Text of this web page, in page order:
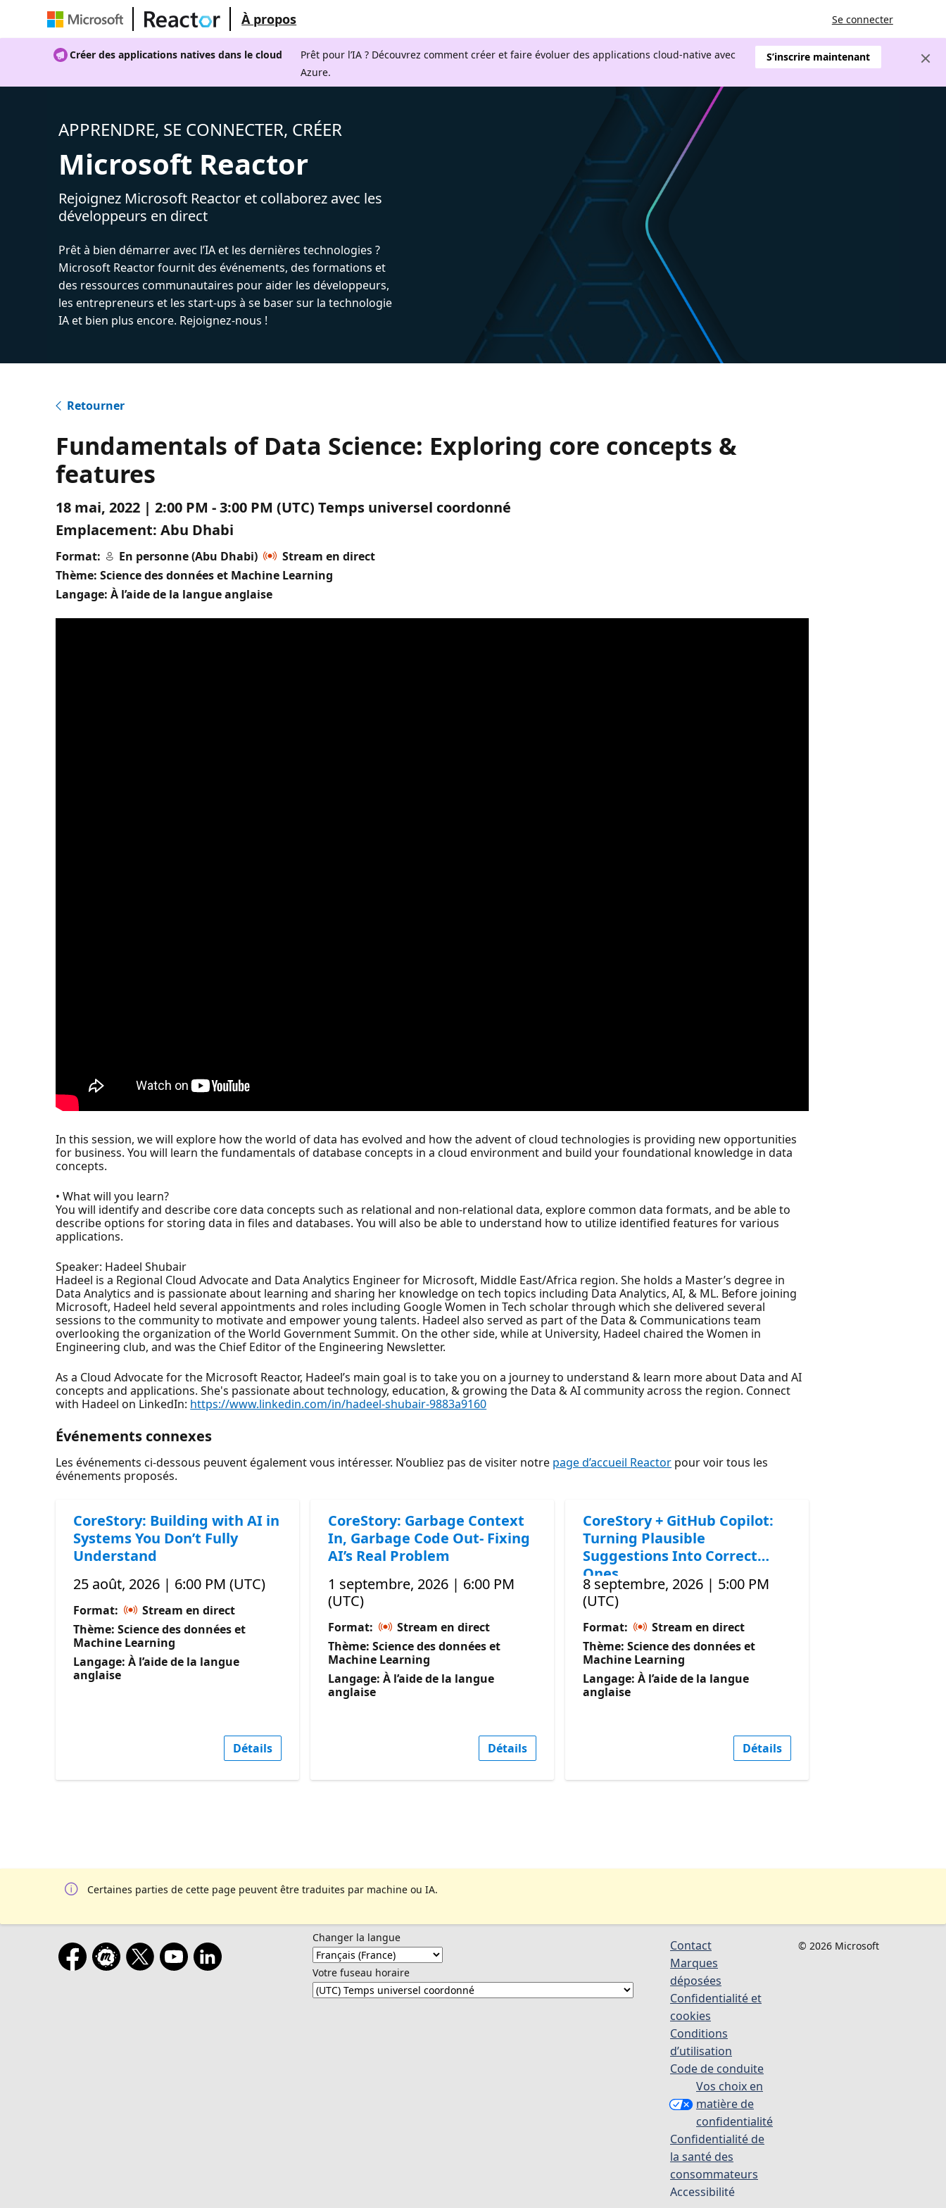
À propos Se connecter
Créer des applications natives dans le cloud
Prêt pour l’IA ? Découvrez comment créer et faire évoluer des applications cloud-native avec
Azure.
S’inscrire maintenant
APPRENDRE, SE CONNECTER, CRÉER
Microsoft Reactor
Rejoignez Microsoft Reactor et collaborez avec les
développeurs en direct
Prêt à bien démarrer avec l’IA et les dernières technologies ?
Microsoft Reactor fournit des événements, des formations et
des ressources communautaires pour aider les développeurs,
les entrepreneurs et les start-ups à se baser sur la technologie
IA et bien plus encore. Rejoignez-nous !
Retourner
Fundamentals of Data Science: Exploring core concepts &
features
18 mai, 2022 | 2:00 PM - 3:00 PM (UTC) Temps universel coordonné
Emplacement:Abu Dhabi
Format: En personne (Abu Dhabi)
Stream en direct
Thème: Science des données et Machine Learning
Langage: À l’aide de la langue anglaise
In this session, we will explore how the world of data has evolved and how the advent of cloud technologies is providing new opportunities
for business. You will learn the fundamentals of database concepts in a cloud environment and build your foundational knowledge in data
concepts.
• What will you learn?
You will identify and describe core data concepts such as relational and non-relational data, explore common data formats, and be able to
describe options for storing data in files and databases. You will also be able to understand how to utilize identified features for various
applications.
Speaker: Hadeel Shubair
Hadeel is a Regional Cloud Advocate and Data Analytics Engineer for Microsoft, Middle East/Africa region. She holds a Master’s degree in
Data Analytics and is passionate about learning and sharing her knowledge on tech topics including Data Analytics, AI, & ML. Before joining
Microsoft, Hadeel held several appointments and roles including Google Women in Tech scholar through which she delivered several
sessions to the community to motivate and empower young talents. Hadeel also served as part of the Data & Communications team
overlooking the organization of the World Government Summit. On the other side, while at University, Hadeel chaired the Women in
Engineering club, and was the Chief Editor of the Engineering Newsletter.
As a Cloud Advocate for the Microsoft Reactor, Hadeel’s main goal is to take you on a journey to understand & learn more about Data and AI
concepts and applications. She's passionate about technology, education, & growing the Data & AI community across the region. Connect
with Hadeel on LinkedIn: https://www.linkedin.com/in/hadeel-shubair-9883a9160
Événements connexes
Les événements ci-dessous peuvent également vous intéresser. N’oubliez pas de visiter notre page d’accueil Reactor pour voir tous les
événements proposés.
CoreStory: Building with AI in
Systems You Don’t Fully
Understand
25 août, 2026 | 6:00 PM (UTC)
Format:
Stream en direct
Thème: Science des données et
Machine Learning
Langage: À l’aide de la langue
anglaise
Détails
CoreStory: Garbage Context
In, Garbage Code Out- Fixing
AI’s Real Problem
1 septembre, 2026 | 6:00 PM
(UTC)
Format:
Stream en direct
Thème: Science des données et
Machine Learning
Langage: À l’aide de la langue
anglaise
Détails
CoreStory + GitHub Copilot:
Turning Plausible
Suggestions Into Correct
Ones
8 septembre, 2026 | 5:00 PM
(UTC)
Format:
Stream en direct
Thème: Science des données et
Machine Learning
Langage: À l’aide de la langue
anglaise
Détails
Certaines parties de cette page peuvent être traduites par machine ou IA.
Changer la langue
Votre fuseau horaire
Contact
Marques
déposées
Confidentialité et
cookies
Conditions
d’utilisation
Code de conduite
Vos choix en
matière de
confidentialité
Confidentialité de
la santé des
consommateurs
Accessibilité
© 2026 Microsoft